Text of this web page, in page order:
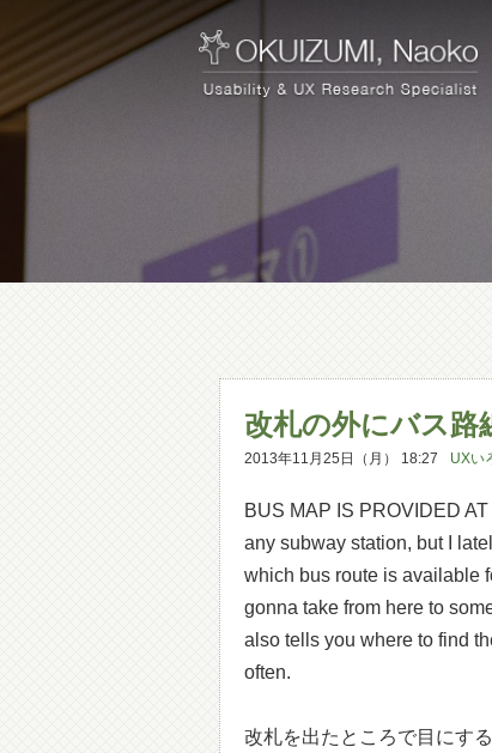
改札の外にバス路
2013年11月25日（月） 18:27 UXい
BUS MAP IS PROVIDED
any subway station, but I
which bus route is available
gonna take from here to
also tells you where to find
often.
改札を出たところで目にす